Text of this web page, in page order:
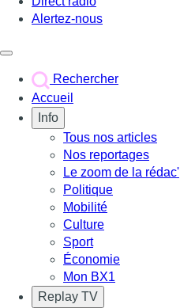
Alertez-nous
Rechercher
Accueil
Info
Tous nos articles
Nos reportages
Le zoom de la rédac'
Politique
Mobilité
Culture
Sport
Économie
Mon BX1
Replay TV